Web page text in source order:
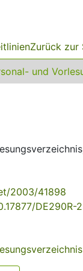
Zurück zur
2003/41898
DE290R-